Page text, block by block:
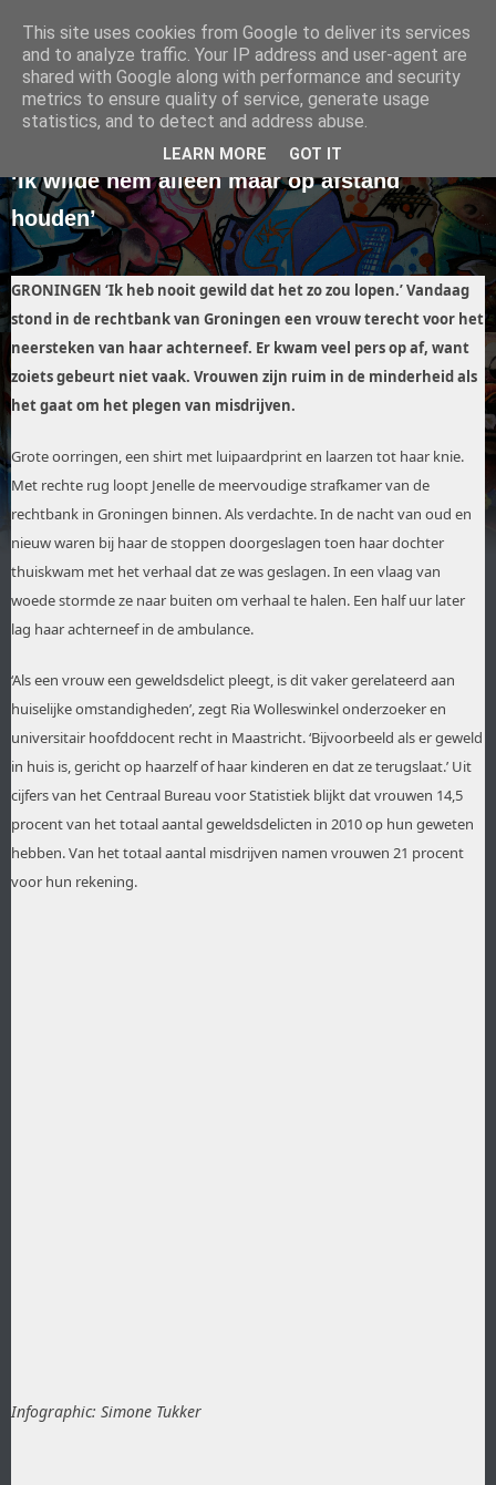
Rosa Timmer
woensdag 11 juli 2012
‘Ik wilde hem alleen maar op afstand
houden’
GRONINGEN ‘Ik heb nooit gewild dat het zo zou lopen.’ Vandaag
stond in de rechtbank van Groningen een vrouw terecht voor het
neersteken van haar achterneef. Er kwam veel pers op af, want
zoiets gebeurt niet vaak. Vrouwen zijn ruim in de minderheid als
het gaat om het plegen van misdrijven.
Grote oorringen, een shirt met luipaardprint en laarzen tot haar knie.
Met rechte rug loopt Jenelle de meervoudige strafkamer van de
rechtbank in Groningen binnen. Als verdachte. In de nacht van oud en
nieuw waren bij haar de stoppen doorgeslagen toen haar dochter
thuiskwam met het verhaal dat ze was geslagen. In een vlaag van
woede stormde ze naar buiten om verhaal te halen. Een half uur later
lag haar achterneef in de ambulance.
‘Als een vrouw een geweldsdelict pleegt, is dit vaker gerelateerd aan
huiselijke omstandigheden’, zegt Ria Wolleswinkel onderzoeker en
universitair hoofddocent recht in Maastricht. ‘Bijvoorbeeld als er geweld
in huis is, gericht op haarzelf of haar kinderen en dat ze terugslaat.’ Uit
cijfers van het Centraal Bureau voor Statistiek blijkt dat vrouwen 14,5
procent van het totaal aantal geweldsdelicten in 2010 op hun geweten
hebben. Van het totaal aantal misdrijven namen vrouwen 21 procent
voor hun rekening.
Infographic: Simone Tukker
This site uses cookies from Google to deliver its services
and to analyze traffic. Your IP address and user-agent are
shared with Google along with performance and security
metrics to ensure quality of service, generate usage
statistics, and to detect and address abuse.
LEARN MORE GOT IT